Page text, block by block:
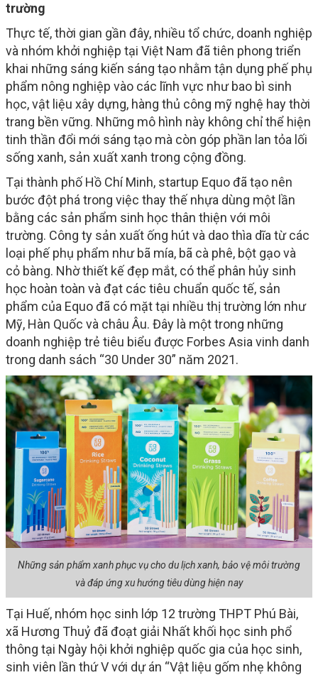
trường
Thực tế, thời gian gần đây, nhiều tổ chức, doanh nghiệp
và nhóm khởi nghiệp tại Việt Nam đã tiên phong triển
khai những sáng kiến sáng tạo nhằm tận dụng phế phụ
phẩm nông nghiệp vào các lĩnh vực như bao bì sinh
học, vật liệu xây dựng, hàng thủ công mỹ nghệ hay thời
trang bền vững. Những mô hình này không chỉ thể hiện
tinh thần đổi mới sáng tạo mà còn góp phần lan tỏa lối
sống xanh, sản xuất xanh trong cộng đồng.
Tại thành phố Hồ Chí Minh, startup Equo đã tạo nên
bước đột phá trong việc thay thế nhựa dùng một lần
bằng các sản phẩm sinh học thân thiện với môi
trường. Công ty sản xuất ống hút và dao thìa dĩa từ các
loại phế phụ phẩm như bã mía, bã cà phê, bột gạo và
cỏ bàng. Nhờ thiết kế đẹp mắt, có thể phân hủy sinh
học hoàn toàn và đạt các tiêu chuẩn quốc tế, sản
phẩm của Equo đã có mặt tại nhiều thị trường lớn như
Mỹ, Hàn Quốc và châu Âu. Đây là một trong những
doanh nghiệp trẻ tiêu biểu được Forbes Asia vinh danh
trong danh sách “30 Under 30” năm 2021.
Những sản phẩm xanh phục vụ cho du lịch xanh, bảo vệ môi trường
và đáp ứng xu hướng tiêu dùng hiện nay
Tại Huế, nhóm học sinh lớp 12 trường THPT Phú Bài,
xã Hương Thuỷ đã đoạt giải Nhất khối học sinh phổ
thông tại Ngày hội khởi nghiệp quốc gia của học sinh,
sinh viên lần thứ V với dự án “Vật liệu gốm nhẹ không